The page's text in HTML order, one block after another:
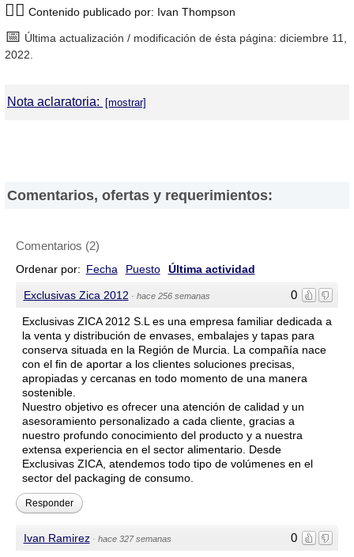
🙋‍♂️ Contenido publicado por: Ivan Thompson
📅 Última actualización / modificación de ésta página: diciembre 11,
2022.
Nota aclaratoria:
servicios ofrecidos por éstas. Asimismo, se advierte que las
errores durante la elaboración de esta página web.
Comentarios, ofertas y requerimientos:
Comentarios (2)
Ordenar por: Fecha Puesto Última actividad
0
Exclusivas Zica 2012 · hace 256 semanas
Exclusivas ZICA 2012 S.L es una empresa familiar dedicada a
la venta y distribución de envases, embalajes y tapas para
conserva situada en la Región de Murcia. La compañía nace
con el fin de aportar a los clientes soluciones precisas,
apropiadas y cercanas en todo momento de una manera
sostenible.
Nuestro objetivo es ofrecer una atención de calidad y un
asesoramiento personalizado a cada cliente, gracias a
nuestro profundo conocimiento del producto y a nuestra
extensa experiencia en el sector alimentario. Desde
Exclusivas ZICA, atendemos todo tipo de volúmenes en el
sector del packaging de consumo.
Responder
0
Ivan Ramirez · hace 327 semanas